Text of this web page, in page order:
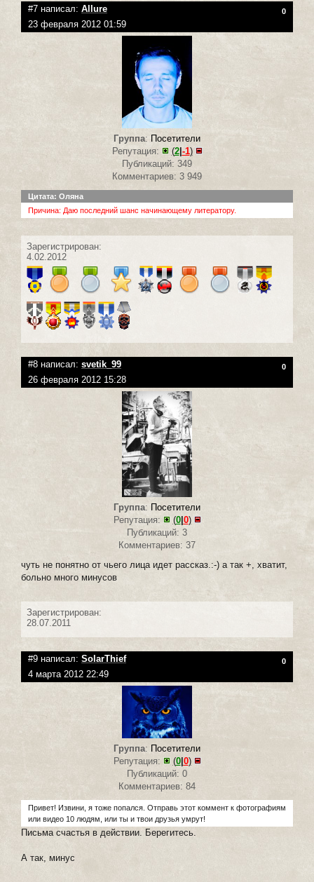
#7 написал: Allure 0
23 февраля 2012 01:59
Группа: Посетители
Репутация:
(2| -1)
Публикаций: 349
Комментариев: 3 949
Цитата: Оляна
Причина: Даю последний шанс начинающему литератору.
Зарегистрирован:
4.02.2012
#8 написал: svetik_99 0
26 февраля 2012 15:28
Группа: Посетители
Репутация:
(0|0)
Публикаций: 3
Комментариев: 37
чуть не понятно от чьего лица идет рассказ.:-) а так +, хватит,
больно много минусов
Зарегистрирован:
28.07.2011
#9 написал: SolarThief 0
4 марта 2012 22:49
Группа: Посетители
Репутация:
(0|0)
Публикаций: 0
Комментариев: 84
Привет! Извини, я тоже попался. Отправь этот коммент к фотографиям
или видео 10 людям, или ты и твои друзья умрут!
Письма счастья в действии. Берегитесь.
А так, минус